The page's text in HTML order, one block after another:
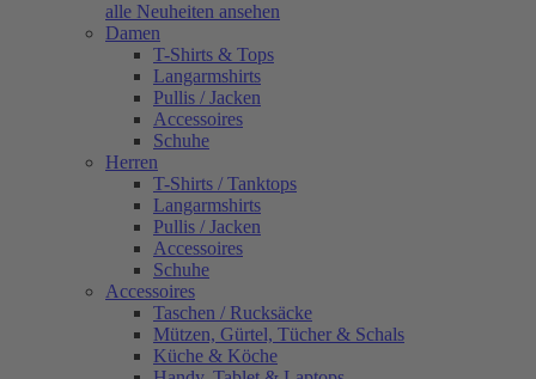
alle Neuheiten ansehen
Damen
T-Shirts & Tops
Langarmshirts
Pullis / Jacken
Accessoires
Schuhe
Herren
T-Shirts / Tanktops
Langarmshirts
Pullis / Jacken
Accessoires
Schuhe
Accessoires
Taschen / Rucksäcke
Mützen, Gürtel, Tücher & Schals
Küche & Köche